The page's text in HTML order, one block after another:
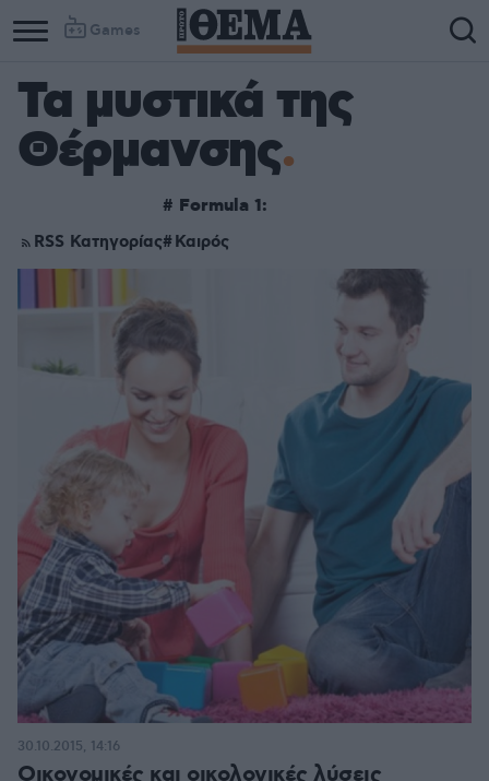
Games
Τα μυστικά της
Θέρμανσης
RSS Κατηγορίας
# Formula 1:
Καιρός
Οικονομικές και οικολογικές λύσεις
30.10.2015, 14:16